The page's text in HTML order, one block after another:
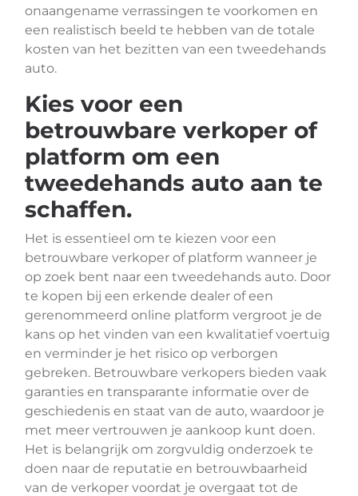
onaangename verrassingen te voorkomen en
een realistisch beeld te hebben van de totale
kosten van het bezitten van een tweedehands
auto.
Kies voor een
betrouwbare verkoper of
platform om een
tweedehands auto aan te
schaffen.
Het is essentieel om te kiezen voor een
betrouwbare verkoper of platform wanneer je
op zoek bent naar een tweedehands auto. Door
te kopen bij een erkende dealer of een
gerenommeerd online platform vergroot je de
kans op het vinden van een kwalitatief voertuig
en verminder je het risico op verborgen
gebreken. Betrouwbare verkopers bieden vaak
garanties en transparante informatie over de
geschiedenis en staat van de auto, waardoor je
met meer vertrouwen je aankoop kunt doen.
Het is belangrijk om zorgvuldig onderzoek te
doen naar de reputatie en betrouwbaarheid
van de verkoper voordat je overgaat tot de